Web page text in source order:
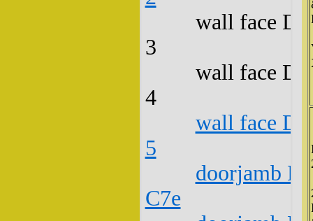
wall face
3
wall face
4
wall face
5
doorjamb
C7e